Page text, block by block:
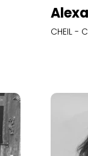
CHEIL -